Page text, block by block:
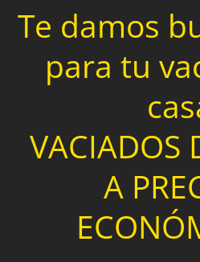
Te damos
para tu
VACIADOS
A